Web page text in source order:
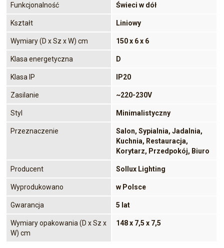
Funkcjonalność Świeci w dół
Kształt Liniowy
Wymiary (D x Sz x W) cm 150 x 6 x 6
Klasa energetyczna D
Klasa IP IP20
Zasilanie ~220-230V
Styl Minimalistyczny
Przeznaczenie
Salon, Sypialnia, Jadalnia,
Kuchnia, Restauracja,
Korytarz, Przedpokój, Biuro
Producent Sollux Lighting
Wyprodukowano w Polsce
Gwarancja 5 lat
Wymiary opakowania (D x Sz x
W) cm
148 x 7,5 x 7,5